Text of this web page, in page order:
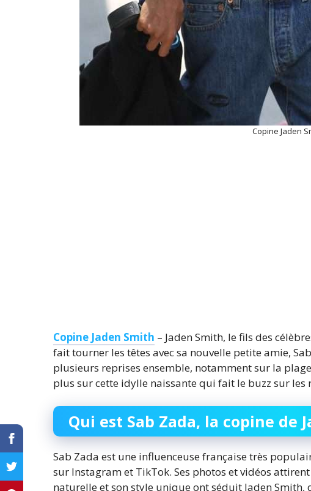
Copine Jaden
Copine Jaden Smith – Jaden Smith, le fils des
fait tourner les têtes avec sa nouvelle petite amie,
plusieurs reprises ensemble, notamment sur la
plus sur cette idylle naissante qui fait le buzz sur les
Qui est Sab Zada, la copine de
Sab Zada est une influenceuse française très
sur Instagram et TikTok. Ses photos et vidéos
naturelle et son style unique ont séduit Jaden